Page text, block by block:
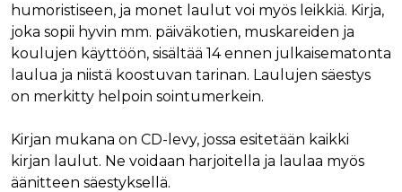
humoristiseen, ja monet laulut voi myös leikkiä. Kirja,
joka sopii hyvin mm. päiväkotien, muskareiden ja
koulujen käyttöön, sisältää 14 ennen julkaisematonta
laulua ja niistä koostuvan tarinan. Laulujen säestys
on merkitty helpoin sointumerkein.
Kirjan mukana on CD-levy, jossa esitetään kaikki
kirjan laulut. Ne voidaan harjoitella ja laulaa myös
äänitteen säestyksellä.